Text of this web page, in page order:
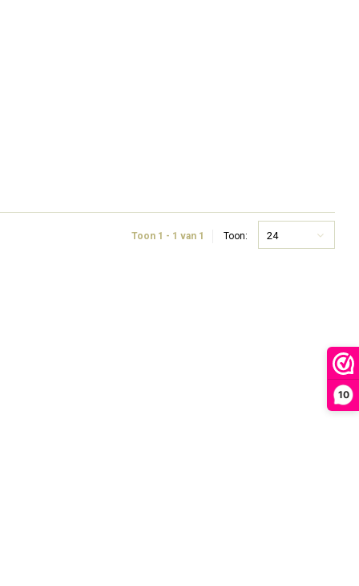
10
Toon 1 - 1 van 1 Toon: 24